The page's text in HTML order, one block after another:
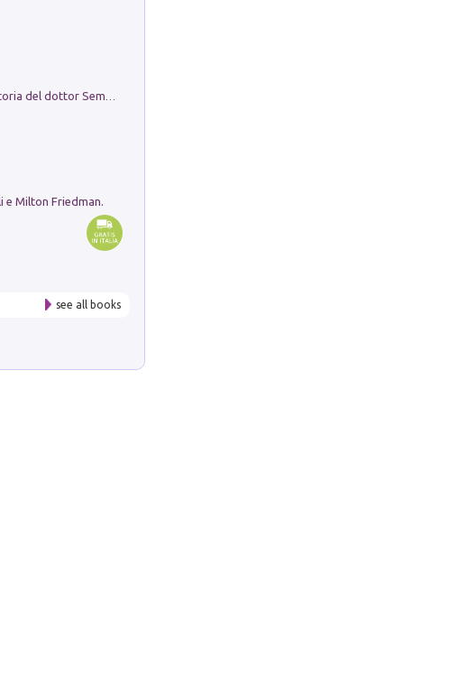
Genio ed epidemia. La storia del dottor Semmelweis, il Salvatore delle Madri
e Milton Friedman.
see all books